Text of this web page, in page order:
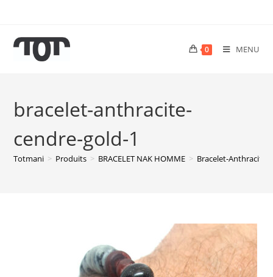
0 MENU
bracelet-anthracite-
cendre-gold-1
Totmani > Produits > BRACELET NAK HOMME > Bracelet-Anthracite-